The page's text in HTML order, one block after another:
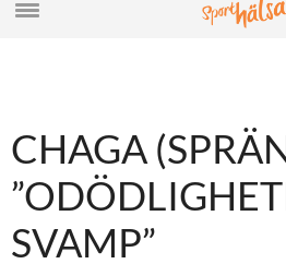
CHAGA
SVAMP”